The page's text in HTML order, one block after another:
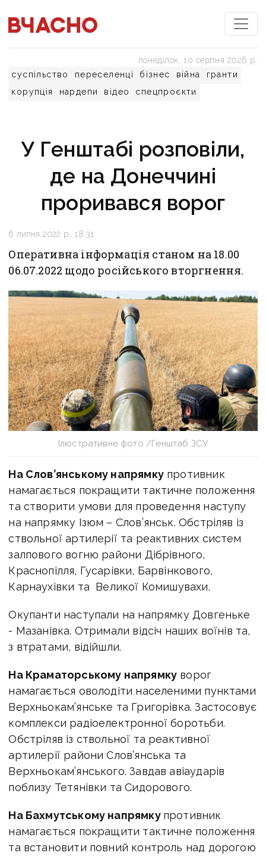
суспільство переселенці бізнес війна
гранти
корупція
нардепи відео спецпроєкти
понеділок, 10 серпня 2026 р.
У Генштабі розповіли,
де на Донеччині
проривався ворог
6 липня 2022 р., 18:31
Оперативна інформація станом на 18.00
06.07.2022 щодо російського вторгнення.
Ілюстративне фото /Генштаб ЗСУ
На Слов’янському напрямкупротивник
намагається покращити тактичне положення
та створити умови для проведення наступу
на напрямку Ізюм – Слов’янськ. Обстріляв із
ствольної артилерії та реактивних систем
залпового вогню райони Дібрівного,
Краснопілля, Гусарівки, Барвінкового,
Карнаухівки та Великої Комишувахи.
Окупанти наступали на напрямку Довгеньке
- Мазанівка. Отримали відсіч наших воїнів та,
з втратами, відійшли.
На Краматорському напрямку ворог
намагається оволодіти населеними пунктами
Верхньокам’янське та Григорівка. Застосовує
комплекси радіоелектронної боротьби.
Обстріляв із ствольної та реактивної
артилерії райони Слов’янська та
Верхньокам’янського. Завдав авіаударів
поблизу Тетянівки та Сидорового.
На Бахмутському напрямку противник
намагається покращити тактичне положення
та встановити повний контроль над дорогою